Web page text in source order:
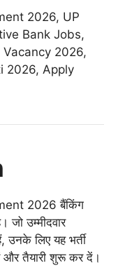
2026, UP
Bank Jobs,
2026,
2026, Apply
2026 बैंकिंग
जो उम्मीदवार
लिए यह भर्ती
और तैयारी शुरू कर दें।